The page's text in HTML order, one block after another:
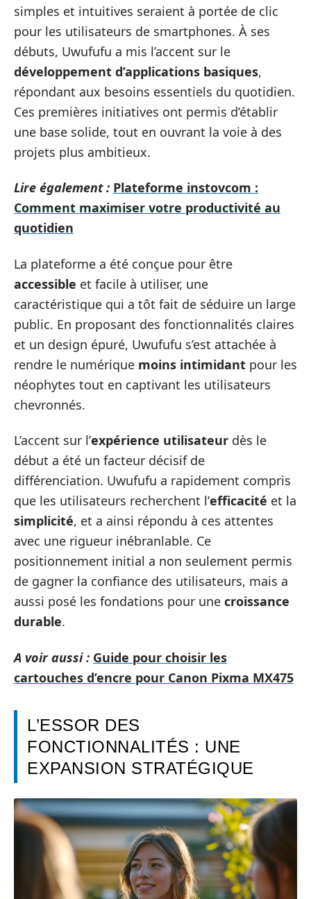
simples et intuitives seraient à portée de clic
pour les utilisateurs de smartphones. À ses
débuts, Uwufufu a mis l’accent sur le
développement d’applications basiques,
répondant aux besoins essentiels du quotidien.
Ces premières initiatives ont permis d’établir
une base solide, tout en ouvrant la voie à des
projets plus ambitieux.
Lire également : Plateforme instovcom :
Comment maximiser votre productivité au
quotidien
La plateforme a été conçue pour être
accessible et facile à utiliser, une
caractéristique qui a tôt fait de séduire un large
public. En proposant des fonctionnalités claires
et un design épuré, Uwufufu s’est attachée à
rendre le numérique moins intimidant pour les
néophytes tout en captivant les utilisateurs
chevronnés.
L’accent sur l’expérience utilisateur dès le
début a été un facteur décisif de
différenciation. Uwufufu a rapidement compris
que les utilisateurs recherchent l’efficacité et la
simplicité, et a ainsi répondu à ces attentes
avec une rigueur inébranlable. Ce
positionnement initial a non seulement permis
de gagner la confiance des utilisateurs, mais a
aussi posé les fondations pour une croissance
durable.
A voir aussi : Guide pour choisir les
cartouches d’encre pour Canon Pixma MX475
L’ESSOR DES
FONCTIONNALITÉS : UNE
EXPANSION STRATÉGIQUE